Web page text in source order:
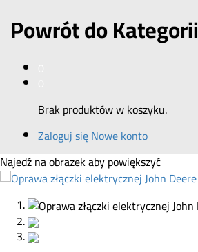
Powrót doKategorii
Brak produktów w koszyku.
Zaloguj sięNowe konto
Najedź na obrazek aby powiększyć